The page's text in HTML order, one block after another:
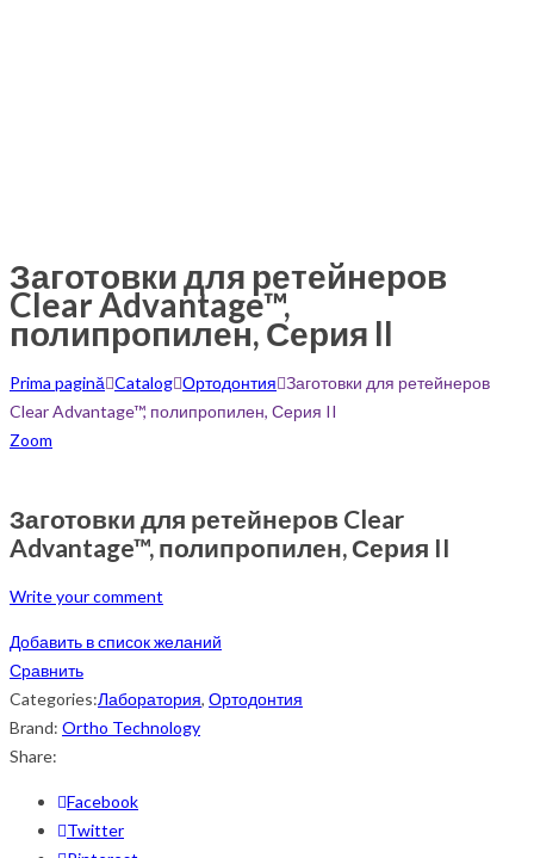
Заготовки для ретейнеров
Clear Advantage™,
полипропилен, Серия II
Prima pagină Catalog Ортодонтия Заготовки для ретейнеров
Clear Advantage™, полипропилен, Серия II
Zoom
Заготовки для ретейнеров Clear
Advantage™, полипропилен, Серия II
Write your comment
Добавить в список желаний
Сравнить
Categories:Лаборатория, Ортодонтия
Brand: Ortho Technology
Share:
Facebook
Twitter